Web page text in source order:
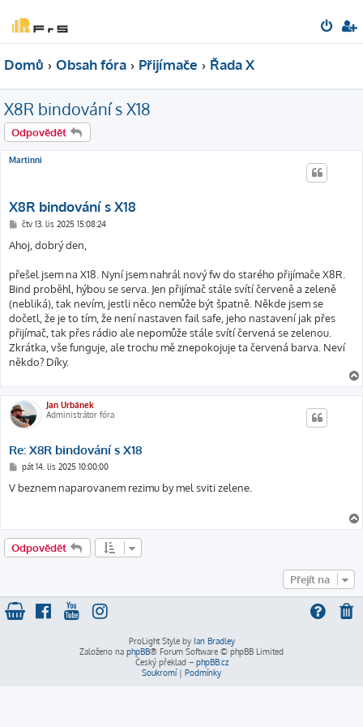
Domů Obsah fóra Přijímače Řada X
X8R bindování s X18
Odpovědět
Martinni
X8R bindování s X18
P
í
s
ě
v
e
k
čtv 13. lis 2025 15:08:24
Ahoj, dobrý den,
přešel jsem na X18. Nyní jsem nahrál nový fw do starého přijímače X8R.
Bind proběhl, hýbou se serva. Jen přijímač stále svítí červeně a zeleně
(nebliká), tak nevím, jestli něco nemůže být špatně. Někde jsem se
dočetl, že je to tím, že není nastaven fail safe, jeho nastavení jak přes
přijímač, tak přes rádio ale nepomůže stále svítí červená se zelenou.
Zkrátka, vše funguje, ale trochu mě znepokojuje ta červená barva. Neví
někdo? Díky.
Jan Urbánek
Administrátor fóra
Re: X8R bindování s X18
P
í
s
k
pát 14. lis 2025 10:00:00
V beznem naparovanem rezimu by mel sviti zelene.
Odpovědět
Přejít na
ProLight Style by Ian Bradley
Založeno na phpBB® Forum Software © phpBB Limited
Český překlad – phpBB.cz
Soukromí| Podmínky